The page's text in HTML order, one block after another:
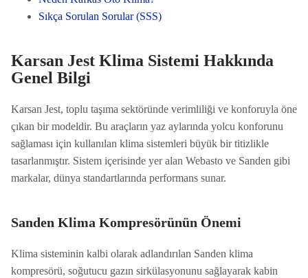
Sıkça Sorulan Sorular (SSS)
Karsan Jest Klima Sistemi Hakkında
Genel Bilgi
Karsan Jest, toplu taşıma sektöründe verimliliği ve konforuyla öne
çıkan bir modeldir. Bu araçların yaz aylarında yolcu konforunu
sağlaması için kullanılan klima sistemleri büyük bir titizlikle
tasarlanmıştır. Sistem içerisinde yer alan Webasto ve Sanden gibi
markalar, dünya standartlarında performans sunar.
Sanden Klima Kompresörünün Önemi
Klima sisteminin kalbi olarak adlandırılan Sanden klima
kompresörü, soğutucu gazın sirkülasyonunu sağlayarak kabin